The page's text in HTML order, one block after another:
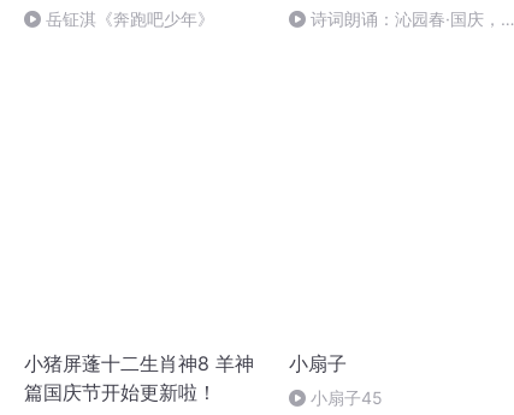
岳钲淇《奔跑吧少年》
诗词朗诵：沁园春·国庆，朗
小猪屏蓬十二生肖神8 羊神
篇国庆节开始更新啦！
小扇子
小扇子45